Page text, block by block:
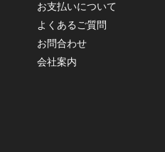
お支払いについて
よくあるご質問
お問合わせ
会社案内